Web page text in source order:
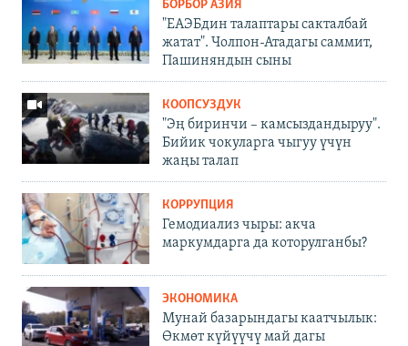
БОРБОР АЗИЯ
"ЕАЭБдин талаптары сакталбай
жатат". Чолпон-Атадагы саммит,
Пашиняндын сыны
КООПСУЗДУК
"Эң биринчи – камсыздандыруу".
Бийик чокуларга чыгуу үчүн
жаңы талап
КОРРУПЦИЯ
Гемодиализ чыры: акча
маркумдарга да которулганбы?
ЭКОНОМИКА
Мунай базарындагы каатчылык:
Өкмөт күйүүчү май дагы